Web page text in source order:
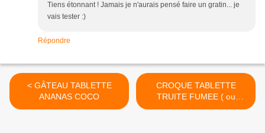
Tiens étonnant ! Jamais je n'aurais pensé faire un gratin... je
vais tester :)
Répondre
< GÂTEAU TABLETTE
ANANAS COCO
CROQUE TABLETTE
TRUITE FUMEE ( ou
SAUMON ) POIREAUX